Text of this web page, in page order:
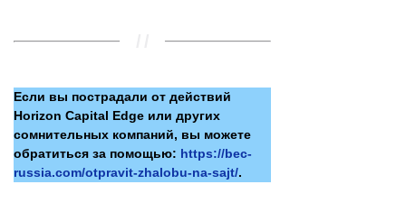
Если вы пострадали от действий
Horizon Capital Edge или других
сомнительных компаний, вы можете
обратиться за помощью: https://bec-
russia.com/otpravit-zhalobu-na-sajt/.